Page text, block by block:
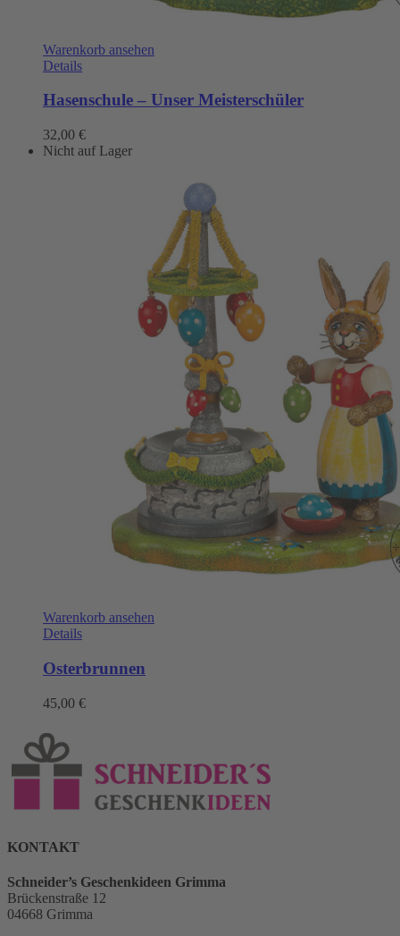
Warenkorb ansehen
Details
Hasenschule – Unser Meisterschüler
32,00 €
Nicht auf Lager
Warenkorb ansehen
Details
Osterbrunnen
45,00 €
KONTAKT
Schneider’s Geschenkideen Grimma
Brückenstraße 12
04668 Grimma